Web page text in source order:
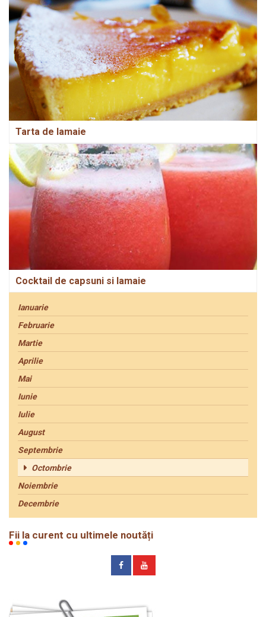
Tarta de lamaie
Cocktail de capsuni si lamaie
Ianuarie
Februarie
Martie
Aprilie
Mai
Iunie
Iulie
August
Septembrie
Octombrie
Noiembrie
Decembrie
Fii la curent cu ultimele noutăți